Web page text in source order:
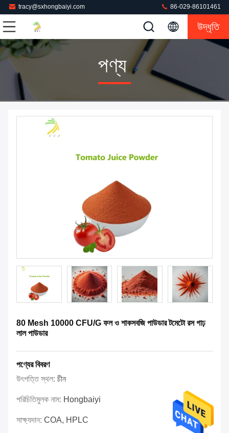
tracy@sxhongbaiyi.com 86-029-86101461
উদ্ধৃতি
পণ্য
80 Mesh 10000 CFU/G ফল ও শাকসবজি পাউডার টমেটো রস গাঢ়
লাল পাউডার
পণ্যের বিবরণ
উৎপত্তি স্থল: চীন
পরিচিতিমুলক নাম: Hongbaiyi
সাক্ষ্যদান: COA, HPLC